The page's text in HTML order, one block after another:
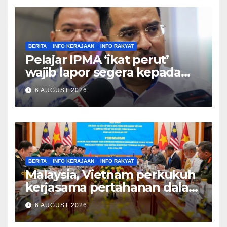
BERITA INFO KERAJAAN INFO RAKYAT
Pelajar IPMA ‘ikat perut’
wajib lapor segera kepada
Pengarah – Asyraf Wajdi
6 AUGUST 2026
BERITA INFO KERAJAAN INFO RAKYAT
Malaysia, Vietnam perkukuh
kerjasama pertahanan dalam
bidang strategik termasuk
AI, perkongsian risikan –
6 AUGUST 2026